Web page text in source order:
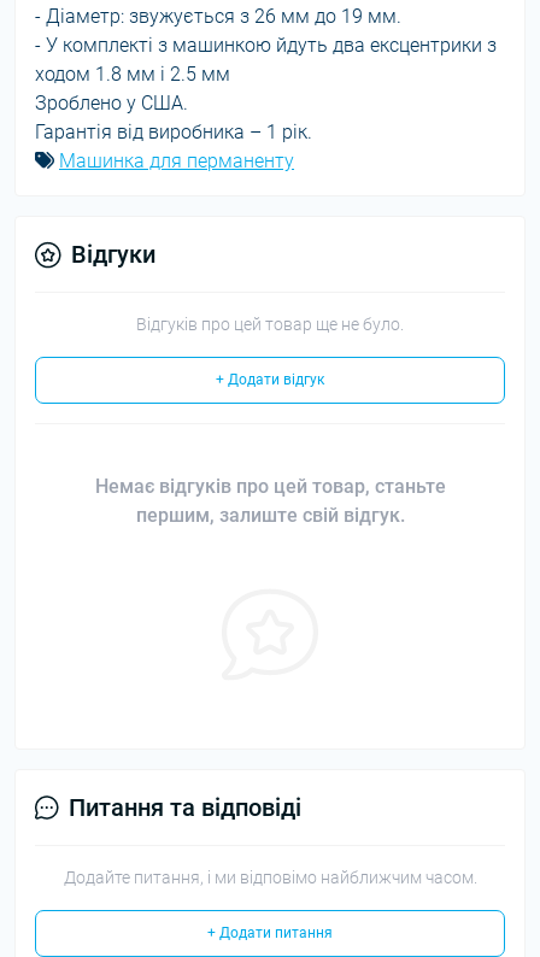
- Діаметр: звужується з 26 мм до 19 мм.
- У комплекті з машинкою йдуть два ексцентрики з
ходом 1.8 мм і 2.5 мм
Зроблено у США.
Гарантія від виробника – 1 рік.
Машинка для перманенту
Відгуки
Відгуків про цей товар ще не було.
+ Додати відгук
Немає відгуків про цей товар, станьте
першим, залиште свій відгук.
Питання та відповіді
Додайте питання, і ми відповімо найближчим часом.
+ Додати питання